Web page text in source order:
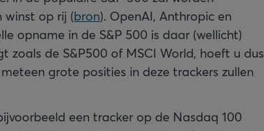
winst op rij (bron). OpenAI, Anthropic en
opname in de S&P 500 is daar (wellicht)
zoals de S&P500 of MSCI World, hoeft u dus
grote posities in deze trackers zullen
een tracker op de Nasdaq 100